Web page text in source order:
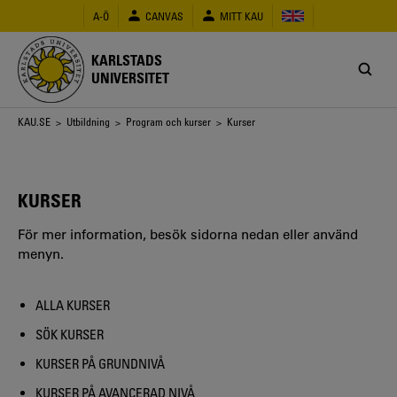
huvudinnehåll
A-Ö CANVAS MITT KAU
KARLSTADS
UNIVERSITET
Länkstig
KAU.SE > Utbildning > Program och kurser > Kurser
KURSER
För mer information, besök sidorna nedan eller använd
menyn.
ALLA KURSER
SÖK KURSER
KURSER PÅ GRUNDNIVÅ
KURSER PÅ AVANCERAD NIVÅ